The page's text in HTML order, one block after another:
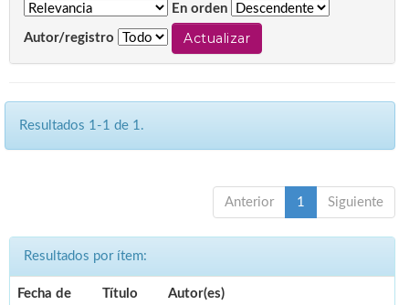
En orden
Autor/registro
Resultados 1-1 de 1.
Anterior 1 Siguiente
Resultados por ítem:
Fecha de
Título Autor(es)